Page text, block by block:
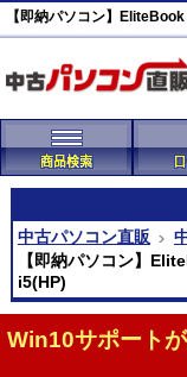
【即納パソコン】
中古パソコン直販
【即納パソコン】
i5(HP)
Win10サポート